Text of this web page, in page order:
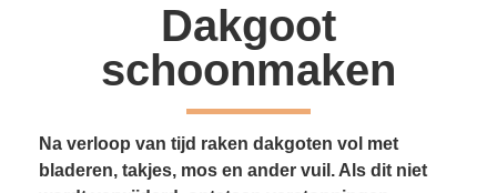
Dakgoot
schoonmaken
Na verloop van tijd raken dakgoten vol met
bladeren, takjes, mos en ander vuil. Als dit niet